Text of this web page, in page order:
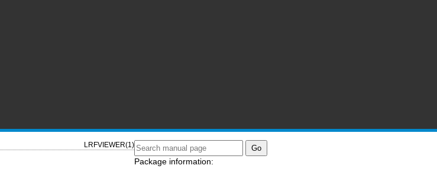
LRFVIEWER(1)
Package information: